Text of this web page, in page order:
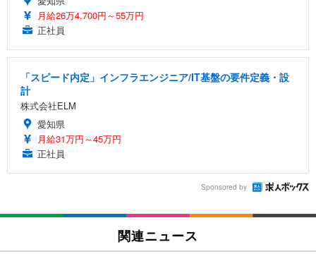
月給26万4,700円～55万円
正社員
「スピード内定」インフラエンジニア/IT基盤の要件定義・設
計
株式会社ELM
愛知県
月給31万円～45万円
正社員
Sponsored by
関連ニュース